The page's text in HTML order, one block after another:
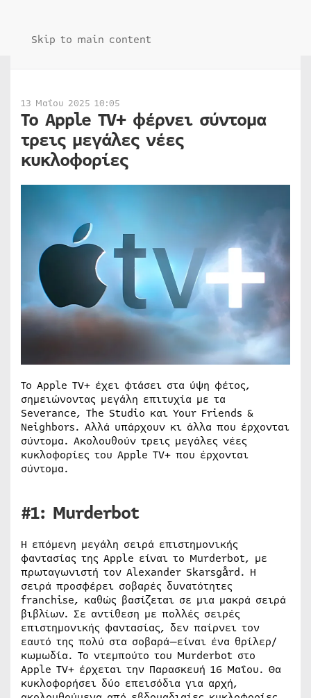
Skip to main content
13 Μαΐου 2025 10:05
Το Apple TV+ φέρνει σύντομα
τρεις μεγάλες νέες
κυκλοφορίες
Το Apple TV+ έχει φτάσει στα ύψη φέτος,
σημειώνοντας μεγάλη επιτυχία με τα
Severance, The Studio και Your Friends &
Neighbors. Αλλά υπάρχουν κι άλλα που έρχονται
σύντομα. Ακολουθούν τρεις μεγάλες νέες
κυκλοφορίες του Apple TV+ που έρχονται
σύντομα.
#1: Murderbot
Η επόμενη μεγάλη σειρά επιστημονικής
φαντασίας της Apple είναι το Murderbot, με
πρωταγωνιστή τον Alexander Skarsgård. Η
σειρά προσφέρει σοβαρές δυνατότητες
franchise, καθώς βασίζεται σε μια μακρά σειρά
βιβλίων. Σε αντίθεση με πολλές σειρές
επιστημονικής φαντασίας, δεν παίρνει τον
εαυτό της πολύ στα σοβαρά—είναι ένα θρίλερ/
κωμωδία. Το ντεμπούτο του Murderbot στο
Apple TV+ έρχεται την Παρασκευή 16 Μαΐου. Θα
κυκλοφορήσει δύο επεισόδια για αρχή,